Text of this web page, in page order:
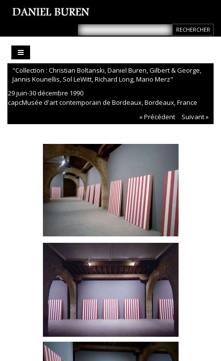
"Collection : Christian Boltanski, Daniel Buren, Gilbert & George,
Jannis Kounellis, Sol LeWitt, Richard Long, Mario Merz"
29 juin-30 décembre 1990
capcMusée d'art contemporain de Bordeaux, Bordeaux, France
« Précédent
Suivant »